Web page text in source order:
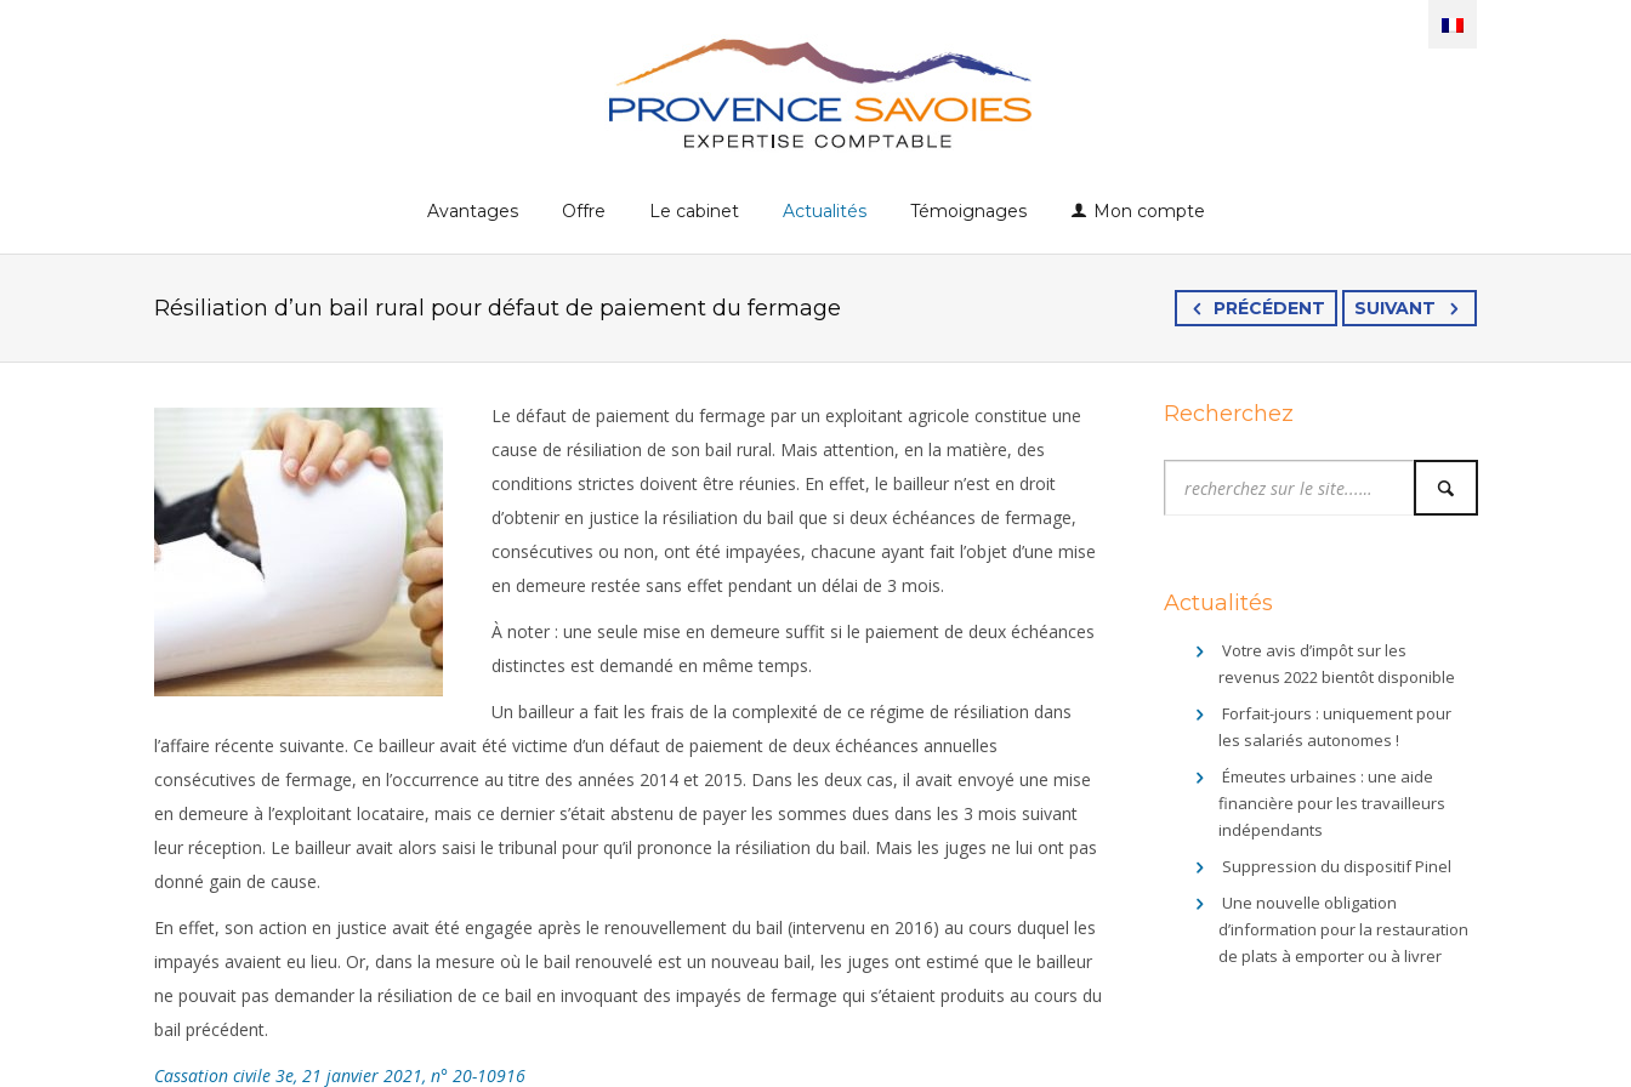
Avantages Offre Le cabinet Actualités Témoignages Mon compte
PRÉCÉDENT SUIVANT
Résiliation d’un bail rural pour défaut de paiement du fermage
Le défaut de paiement du fermage par un exploitant agricole constitue une
cause de résiliation de son bail rural. Mais attention, en la matière, des
conditions strictes doivent être réunies. En effet, le bailleur n’est en droit
d’obtenir en justice la résiliation du bail que si deux échéances de fermage,
consécutives ou non, ont été impayées, chacune ayant fait l’objet d’une mise
en demeure restée sans effet pendant un délai de 3 mois.
À noter : une seule mise en demeure suffit si le paiement de deux échéances
distinctes est demandé en même temps.
Un bailleur a fait les frais de la complexité de ce régime de résiliation dans
l’affaire récente suivante. Ce bailleur avait été victime d’un défaut de paiement de deux échéances annuelles
consécutives de fermage, en l’occurrence au titre des années 2014 et 2015. Dans les deux cas, il avait envoyé une mise
en demeure à l’exploitant locataire, mais ce dernier s’était abstenu de payer les sommes dues dans les 3 mois suivant
leur réception. Le bailleur avait alors saisi le tribunal pour qu’il prononce la résiliation du bail. Mais les juges ne lui ont pas
donné gain de cause.
En effet, son action en justice avait été engagée après le renouvellement du bail (intervenu en 2016) au cours duquel les
impayés avaient eu lieu. Or, dans la mesure où le bail renouvelé est un nouveau bail, les juges ont estimé que le bailleur
ne pouvait pas demander la résiliation de ce bail en invoquant des impayés de fermage qui s’étaient produits au cours du
bail précédent.
Cassation civile 3e, 21 janvier 2021, n° 20-10916
Recherchez
Actualités
Votre avis d’impôt sur les
revenus 2022 bientôt disponible
Forfait-jours : uniquement pour
les salariés autonomes !
Émeutes urbaines : une aide
financière pour les travailleurs
indépendants
Suppression du dispositif Pinel
Une nouvelle obligation
d’information pour la restauration
de plats à emporter ou à livrer